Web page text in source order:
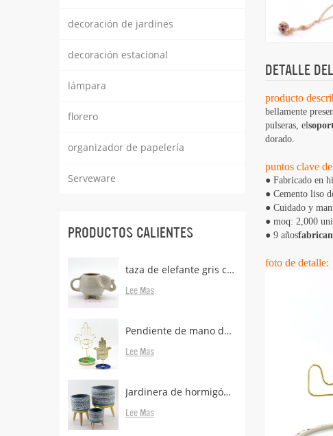
decoración de jardines
decoración estacional
lámpara
florero
organizador de papelería
Serveware
PRODUCTOS CALIENTES
taza de elefante gris con porta bolsas de té
Lee Mas
Pendiente de mano de metal de latón con soporte
Lee Mas
Jardinera de hormigón con patas de madera.
Lee Mas
DETALLE
producto
bellamente
pulseras, el
dorado.
puntos clave
● Fabricado en
● Cemento liso
● Cuidado y
● moq: 2,000
● 9 años
foto de detalle: